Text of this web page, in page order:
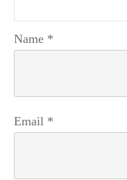
Name *
Email *